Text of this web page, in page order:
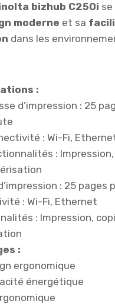
bizhub C250i se
moderne et sa
dans les
:
d’impression : 25
: Wi-Fi,
:
: 25 pages
: Wi-Fi, Ethernet
: Impression,
:
ergonomique
énergétique